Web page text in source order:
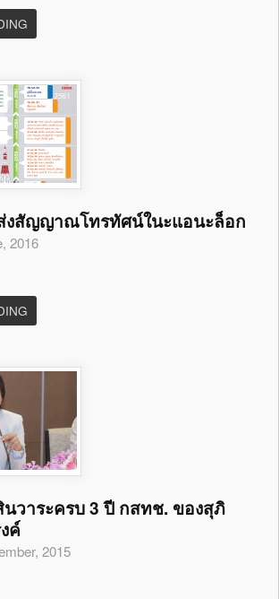
งสัญญาณโทรทัศน์ในะแอนะล็อก
2016
วาระครบ 3 ปี กสทช. ของสุภิ
ค์
2015